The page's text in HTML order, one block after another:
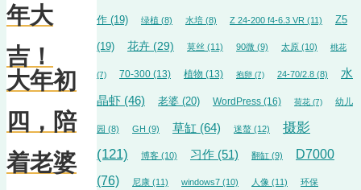
年大
吉！
大年初
四，陪
着老婆
作 (19) 绿植 (8) 水培 (8) Z 24-200 f4-6.3 VR (11) Z5
(19) 花卉 (29) 莫丝 (11) 90微 (9) 太原 (10) 桃花
(7) 70-300 (13) 植物 (13) 抱卵 (7) 24-70/2.8 (8) 水
晶虾 (46) 老婆 (20) WordPress (16) 荷花 (7) 幼儿
园 (8) GH (9) 草缸 (64) 迷螯 (12)
摄影
(121)
博客 (10) 习作 (51) 翻缸 (9)
D7000
(76)
尼康 (11) windows7 (10) 人像 (11) 环保